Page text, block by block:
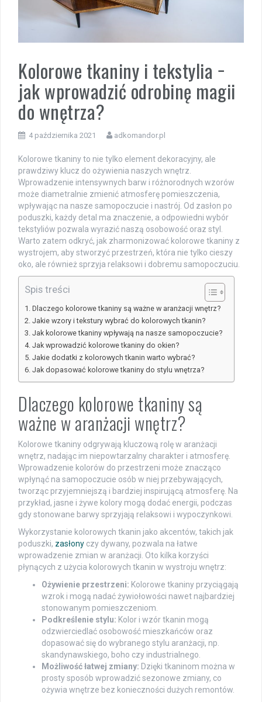
Kolorowe tkaniny i tekstylia −
jak wprowadzić odrobinę magii
do wnętrza?
4 października 2021 adkomandor.pl
Kolorowe tkaniny to nie tylko element dekoracyjny, ale
prawdziwy klucz do ożywienia naszych wnętrz.
Wprowadzenie intensywnych barw i różnorodnych wzorów
może diametralnie zmienić atmosferę pomieszczenia,
wpływając na nasze samopoczucie i nastrój. Od zasłon po
poduszki, każdy detal ma znaczenie, a odpowiedni wybór
tekstyliów pozwala wyrazić naszą osobowość oraz styl.
Warto zatem odkryć, jak zharmonizować kolorowe tkaniny z
wystrojem, aby stworzyć przestrzeń, która nie tylko cieszy
oko, ale również sprzyja relaksowi i dobremu samopoczuciu.
Spis treści
Dlaczego kolorowe tkaniny są ważne w aranżacji wnętrz?
Jakie wzory i tekstury wybrać do kolorowych tkanin?
Jak kolorowe tkaniny wpływają na nasze samopoczucie?
Jak wprowadzić kolorowe tkaniny do okien?
Jakie dodatki z kolorowych tkanin warto wybrać?
Jak dopasować kolorowe tkaniny do stylu wnętrza?
Dlaczego kolorowe tkaniny są
ważne w aranżacji wnętrz?
Kolorowe tkaniny odgrywają kluczową rolę w aranżacji
wnętrz, nadając im niepowtarzalny charakter i atmosferę.
Wprowadzenie kolorów do przestrzeni może znacząco
wpłynąć na samopoczucie osób w niej przebywających,
tworząc przyjemniejszą i bardziej inspirującą atmosferę. Na
przykład, jasne i żywe kolory mogą dodać energii, podczas
gdy stonowane barwy sprzyjają relaksowi i wypoczynkowi.
Wykorzystanie kolorowych tkanin jako akcentów, takich jak
poduszki, zasłony czy dywany, pozwala na łatwe
wprowadzenie zmian w aranżacji. Oto kilka korzyści
płynących z użycia kolorowych tkanin w wystroju wnętrz:
Ożywienie przestrzeni: Kolorowe tkaniny przyciągają
wzrok i mogą nadać żywiołowości nawet najbardziej
stonowanym pomieszczeniom.
Podkreślenie stylu: Kolor i wzór tkanin mogą
odzwierciedlać osobowość mieszkańców oraz
dopasować się do wybranego stylu aranżacji, np.
skandynawskiego, boho czy industrialnego.
Możliwość łatwej zmiany: Dzięki tkaninom można w
prosty sposób wprowadzić sezonowe zmiany, co
ożywia wnętrze bez konieczności dużych remontów.